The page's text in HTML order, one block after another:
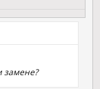
замене?